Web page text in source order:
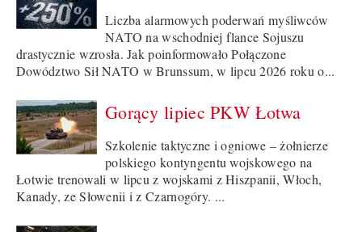
Liczba alarmowych poderwań myśliwców
NATO na wschodniej flance Sojuszu
drastycznie wzrosła. Jak poinformowało Połączone
Dowództwo Sił NATO w Brunssum, w lipcu 2026 roku o...
Gorący lipiec PKW Łotwa
Szkolenie taktyczne i ogniowe – żołnierze
polskiego kontyngentu wojskowego na
Łotwie trenowali w lipcu z wojskami z Hiszpanii, Włoch,
Kanady, ze Słowenii i z Czarnogóry. ...